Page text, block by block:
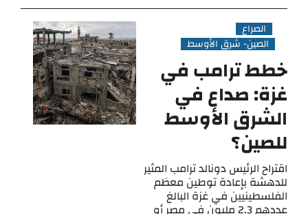
الصراع
الصين- شرق الأوسط
خطط ترامب في
غزة: صداع في
الشرق الأوسط
للصين؟
اقتراح الرئيس دونالد ترامب المثير
للدهشة بإعادة توطين معظم
الفلسطينيين في غزة البالغ
عددهم 2.3 مليون في مصر أو